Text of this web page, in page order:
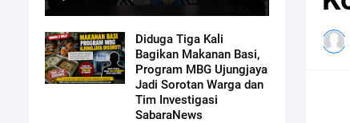
Diduga Tiga Kali
Bagikan Makanan Basi,
Program MBG Ujungjaya
Jadi Sorotan Warga dan
Tim Investigasi
SabaraNews